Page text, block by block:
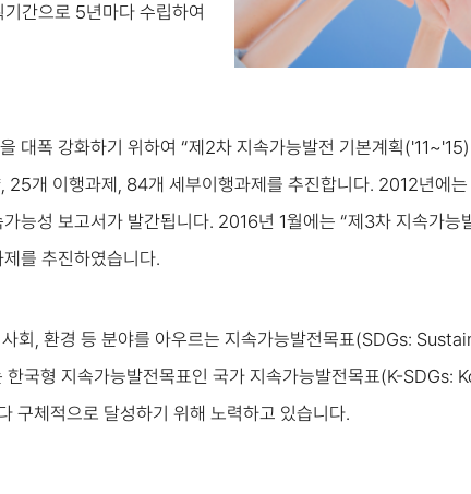
간으로 5년마다 수립하여
대폭 강화하기 위하여 “제2차 지속가능발전 기본계획
25개 이행과제, 84개 세부이행과제를 추진합니다. 2012년에
능성 보고서가 발간됩니다. 2016년 1월에는 “제3차 지속가능
를 추진하였습니다.
사회, 환경 등 분야를 아우르는 지속가능발전목표(SDGs:
국형 지속가능발전목표인 국가 지속가능발전목표(K-SDGs:
체적으로 달성하기 위해 노력하고 있습니다.